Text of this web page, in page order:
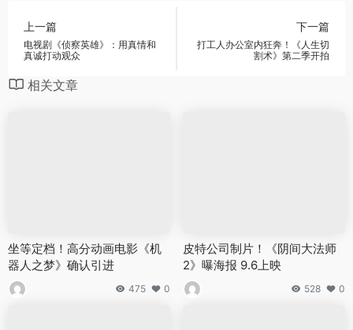
上一篇
电视剧《侦察英雄》：用真情和
真诚打动观众
下一篇
打工人办公室内狂奔！《人生切
割术》第二季开拍
相关文章
坐等定档！高分动画电影《机
器人之梦》确认引进
475 0
皮特公司制片！《阴间大法师
2》曝海报 9.6上映
528 0